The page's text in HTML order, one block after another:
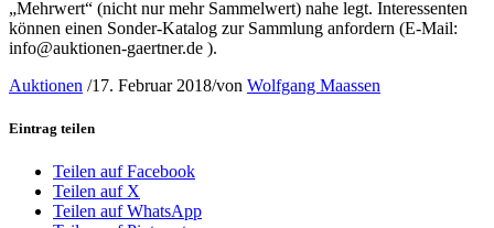
„Mehrwert“ (nicht nur mehr Sammelwert) nahe legt. Interessenten
können einen Sonder-Katalog zur Sammlung anfordern (E-Mail:
info@auktionen-gaertner.de ).
Auktionen /17. Februar 2018/von Wolfgang Maassen
Eintrag teilen
Teilen auf Facebook
Teilen auf X
Teilen auf WhatsApp